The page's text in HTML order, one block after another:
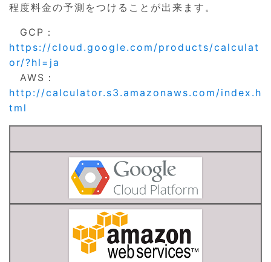
程度料金の予測をつけることが出来ます。
GCP：
https://cloud.google.com/products/calculat
or/?hl=ja
AWS：
http://calculator.s3.amazonaws.com/index.h
tml